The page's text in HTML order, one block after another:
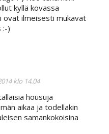
kyllä kovassa
ovat ilmeisesti mukavat
:-)
klo 14.04
housuja
aikaa ja todellakin
samankokoisina